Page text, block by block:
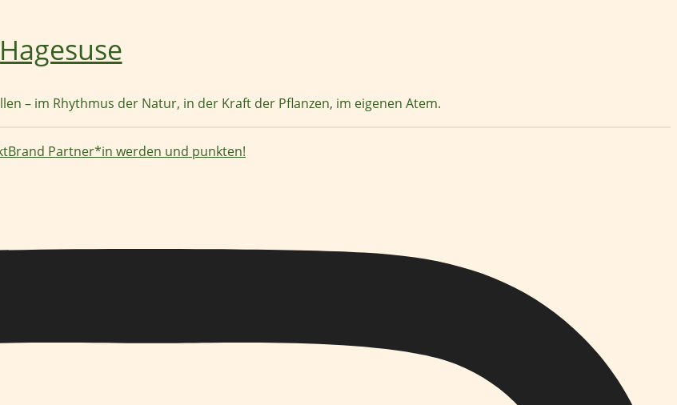
Hagesuse
– im Rhythmus der Natur, in der Kraft der Pflanzen, im eigenen Atem.
Brand Partner*in werden und punkten!